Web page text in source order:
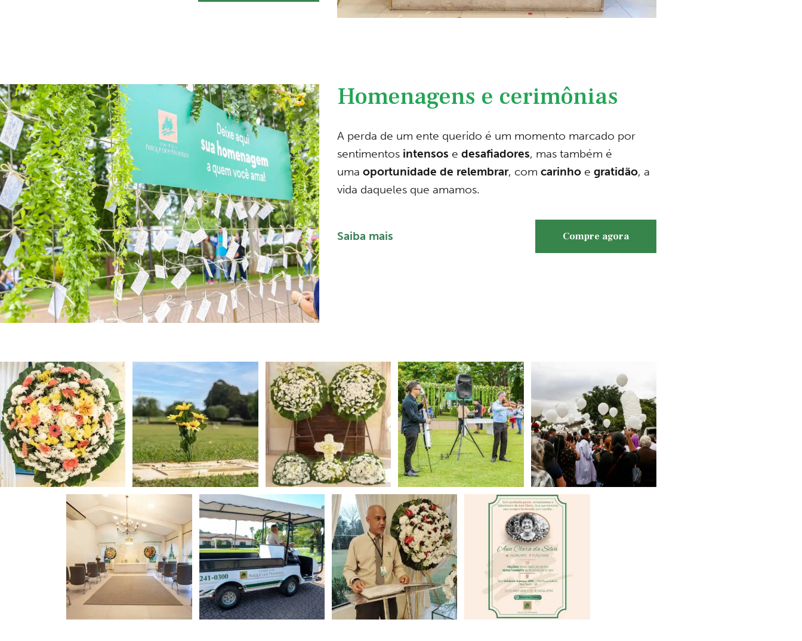
Homenagens e cerimônias
A perda de um ente querido é um momento marcado por
sentimentos intensos e desafiadores, mas também é
uma oportunidade de relembrar, com carinho e gratidão, a
vida daqueles que amamos.
Saiba mais Compre agora
Coroa de flores Lápides Ornamentação Evento musical Finados